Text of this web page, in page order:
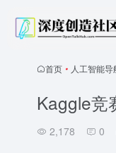
首页 • 人工智能导
Kaggle竞
2,178 0